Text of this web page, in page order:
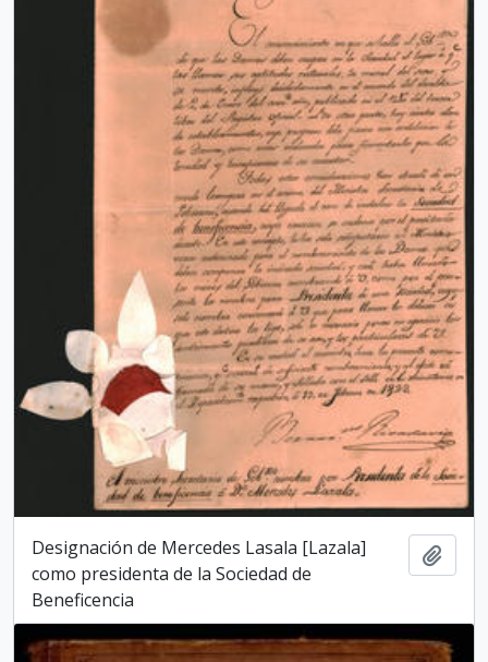
Designación de Mercedes Lasala [Lazala]
como presidenta de la Sociedad de
Beneficencia